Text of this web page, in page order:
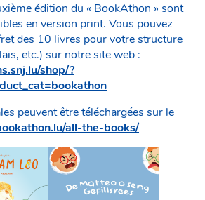
édition du « BookAthon » sont
en version print. Vous pouvez
des 10 livres pour votre structure
etc.) sur notre site web :
shop/?
peuvent être téléchargées sur le
all-the-books/